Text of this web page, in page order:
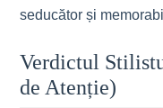
seducător și
Verdictul
de Atenție)